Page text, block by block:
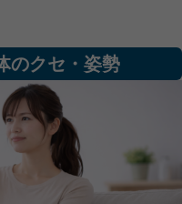
のクセ・姿勢